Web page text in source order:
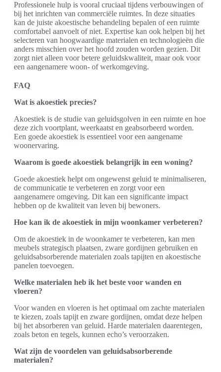
Professionele hulp is vooral cruciaal tijdens verbouwingen of
bij het inrichten van commerciële ruimtes. In deze situaties
kan de juiste akoestische behandeling bepalen of een ruimte
comfortabel aanvoelt of niet. Expertise kan ook helpen bij het
selecteren van hoogwaardige materialen en technologieën die
anders misschien over het hoofd zouden worden gezien. Dit
zorgt niet alleen voor betere geluidskwaliteit, maar ook voor
een aangenamere woon- of werkomgeving.
FAQ
Wat is akoestiek precies?
Akoestiek is de studie van geluidsgolven in een ruimte en hoe
deze zich voortplant, weerkaatst en geabsorbeerd worden.
Een goede akoestiek is essentieel voor een aangename
woonervaring.
Waarom is goede akoestiek belangrijk in een woning?
Goede akoestiek helpt om ongewenst geluid te minimaliseren,
de communicatie te verbeteren en zorgt voor een
aangenamere omgeving. Dit kan een significante impact
hebben op de kwaliteit van leven bij bewoners.
Hoe kan ik de akoestiek in mijn woonkamer verbeteren?
Om de akoestiek in de woonkamer te verbeteren, kan men
meubels strategisch plaatsen, zware gordijnen gebruiken en
geluidsabsorberende materialen zoals tapijten en akoestische
panelen toevoegen.
Welke materialen heb ik het beste voor wanden en
vloeren?
Voor wanden en vloeren is het optimaal om zachte materialen
te kiezen, zoals tapijt en zware gordijnen, omdat deze helpen
bij het absorberen van geluid. Harde materialen daarentegen,
zoals beton en tegels, kunnen echo’s veroorzaken.
Wat zijn de voordelen van geluidsabsorberende
materialen?